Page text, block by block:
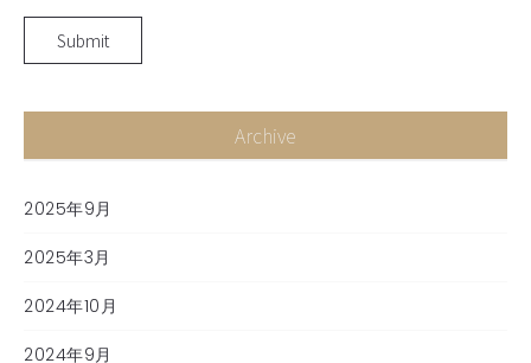
Archive
2025年9月
2025年3月
2024年10月
2024年9月